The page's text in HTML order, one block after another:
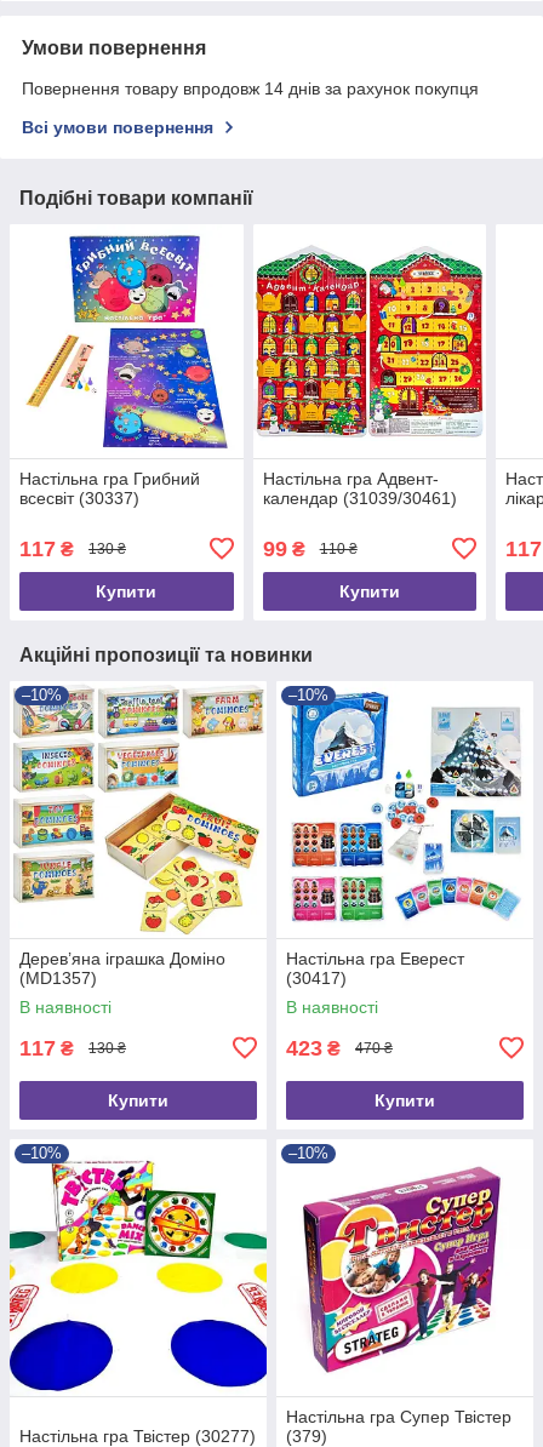
Умови повернення
Повернення товару впродовж 14 днів за рахунок покупця
Всі умови повернення
Подібні товари компанії
Настільна гра Грибний
всесвіт (30337)
117 ₴ 130 ₴
Купити
Настільна гра Адвент-
календар (31039/30461)
99₴ 110 ₴
Купити
117
Акційні пропозиції та новинки
–10%
Дерев’яна іграшка Доміно
(MD1357)
В наявності
117 ₴ 130 ₴
Купити
–10%
Настільна гра Еверест
(30417)
В наявності
423 ₴ 470 ₴
Купити
–10%
Настільна гра Твістер (30277)
–10%
Настільна гра Супер Твістер
(379)